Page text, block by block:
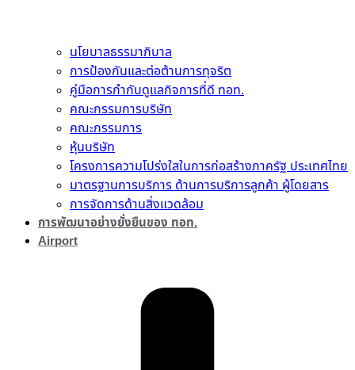
นโยบาลธรรมาภิบาล
การป้องกันและต่อต้านการทุจริต
คู่มือการกำกับดูแลกิจการที่ดี ทอท.
คณะกรรมการบริษัท
คณะกรรมการ
หุ้นบริษัท
โครงการความโปร่งใสในการก่อสร้างภาครัฐ ประเทศไทย
มาตรฐานการบริการ ด้านการบริการลูกค้า ผู้โดยสาร
การจัดการด้านสิ่งแวดล้อม
การพัฒนาอย่างยั่งยืนของ ทอท.
Airport